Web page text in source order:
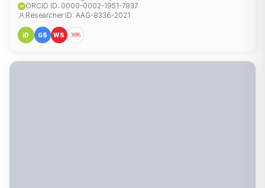
iD ORCID ID: 0000-0002-1951-7937
Researcher ID: AAG-8336-2021
iD GS WS